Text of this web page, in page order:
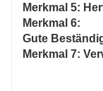
Merkmal 5:
Merkmal 6:
Gute
Merkmal 7: